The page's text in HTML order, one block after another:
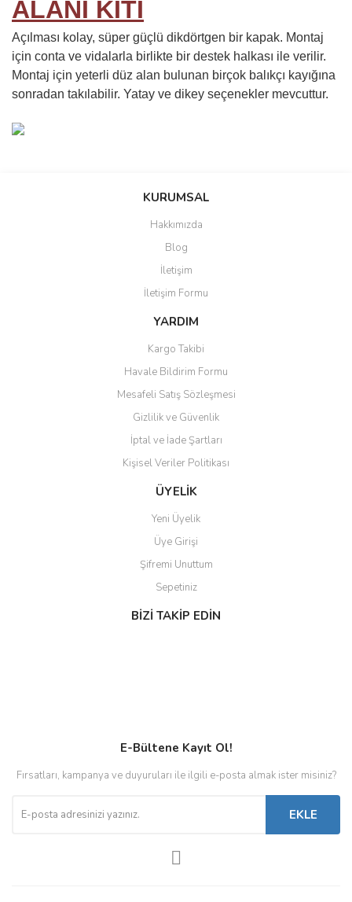
ALANI KİTİ
Açılması kolay, süper güçlü dikdörtgen bir kapak. Montaj
için conta ve vidalarla birlikte bir destek halkası ile verilir.
Montaj için yeterli düz alan bulunan birçok balıkçı kayığına
sonradan takılabilir. Yatay ve dikey seçenekler mevcuttur.
Bu ürüne ilk yorumu siz yapın!
Ürün resmi kalitesiz, bozuk veya görüntülenemiyor.
Ürün açıklamasında eksik bilgiler bulunuyor.
Ürün bilgilerinde hatalar bulunuyor.
Ürün fiyatı diğer sitelerden daha pahalı.
Gönder
KURUMSAL
Hakkımızda
Blog
İletişim
İletişim Formu
YARDIM
Kargo Takibi
Havale Bildirim Formu
Mesafeli Satış Sözleşmesi
Gizlilik ve Güvenlik
İptal ve İade Şartları
Kişisel Veriler Politikası
ÜYELİK
Yeni Üyelik
Üye Girişi
Şifremi Unuttum
Sepetiniz
BİZİ TAKİP EDİN
E-Bültene Kayıt Ol!
Fırsatları, kampanya ve duyuruları ile ilgili e-posta almak ister misiniz?
EKLE